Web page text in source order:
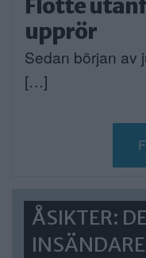
upprör
Sedan början av
[…]
ÅSIKTER: